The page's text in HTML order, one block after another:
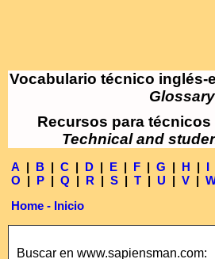
Vocabulario técnico inglés-
Glossary
Recursos para
Technical and
A | B | C | D | E | F | G | H | I
O | P | Q | R | S | T | U | V |
Home - Inicio
Buscar en www.sapiensman.com: